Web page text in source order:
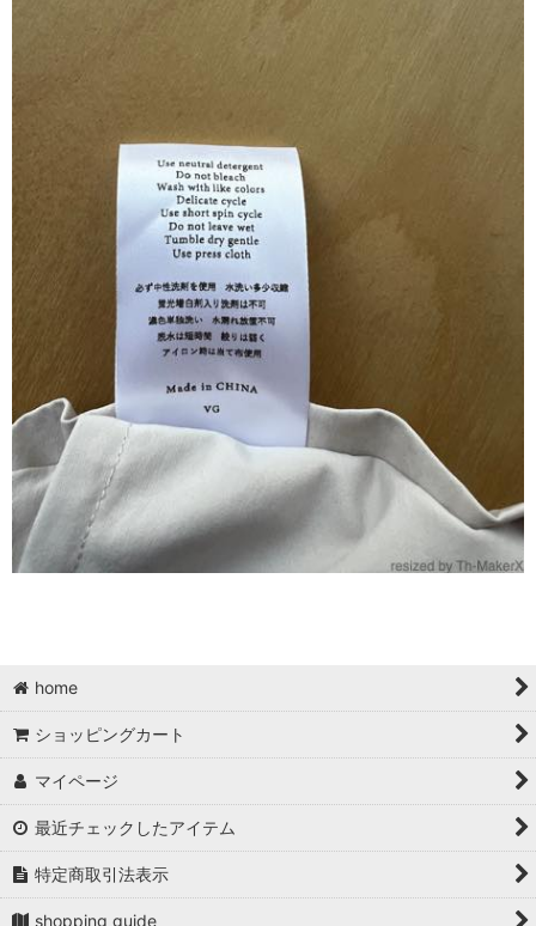
home
ショッピングカート
マイページ
最近チェックしたアイテム
特定商取引法表示
shopping guide